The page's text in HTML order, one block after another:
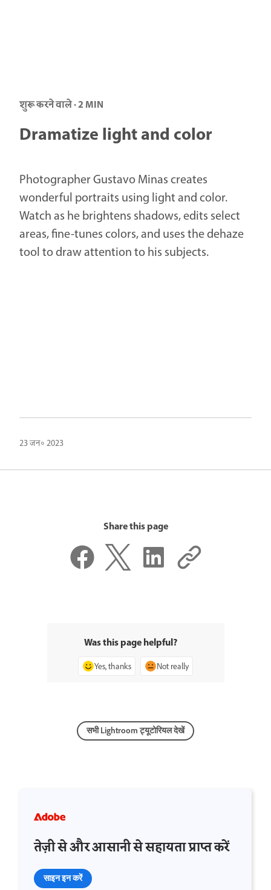
शुरू करने वाले · 2 MIN
Dramatize light and color
Photographer Gustavo Minas creates
wonderful portraits using light and color.
Watch as he brightens shadows, edits select
areas, fine-tunes colors, and uses the dehaze
tool to draw attention to his subjects.
23 जन॰ 2023
Share this page
Was this page helpful?
Yes, thanks Not really
सभी Lightroom ट्यूटोरियल देखें
तेज़ी से और आसानी से सहायता प्राप्त करें
साइन इन करें